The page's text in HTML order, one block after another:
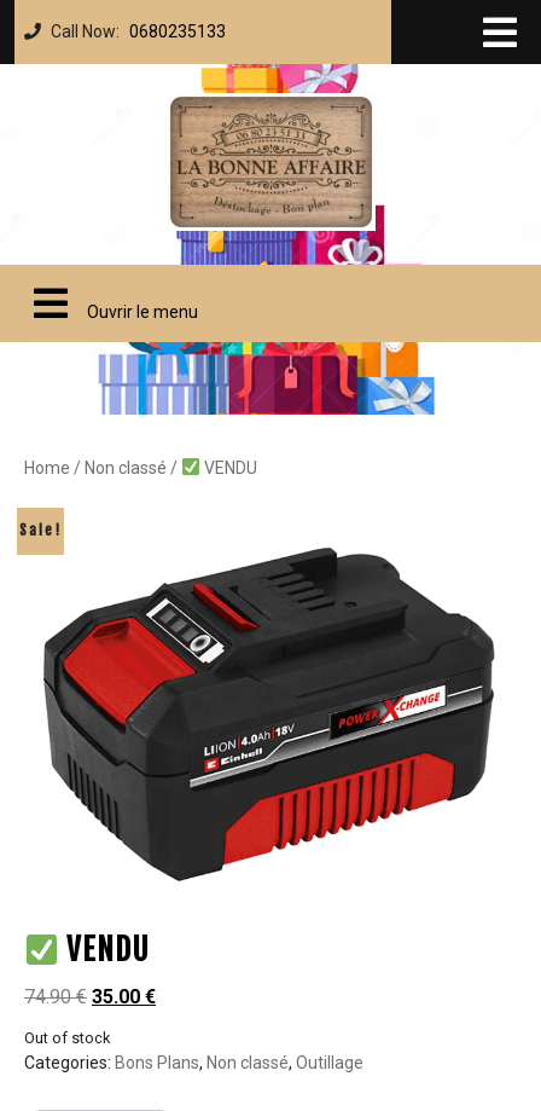
Call Now: 0680235133
Ouvrir le menu
Home / Non classé / VENDU
Sale!
VENDU
74.90€ 35.00 €
Out of stock
Categories: Bons Plans, Non classé, Outillage